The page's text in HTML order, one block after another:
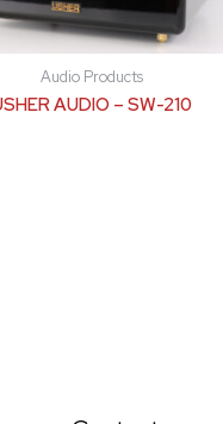
Audio Products
AUDIO – SW-210